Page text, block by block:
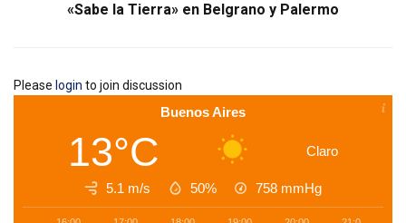
«Sabe la Tierra» en Belgrano y Palermo
Please login to join discussion
Buenos Aires
13°C Claro
5.1 m/s 50% 758 mmHg